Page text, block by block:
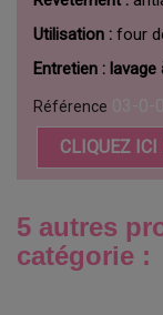
Utilisation : four
Entretien : lavage
Référence
CLIQUEZ ICI
5 autres
catégorie :